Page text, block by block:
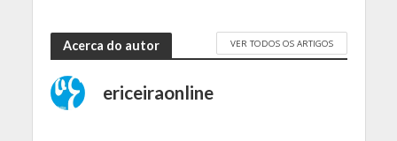
Acerca do autor VER TODOS OS ARTIGOS
ericeiraonline